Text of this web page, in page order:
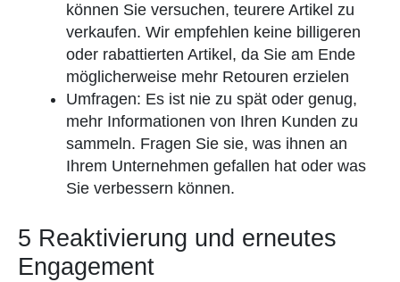
können Sie versuchen, teurere Artikel zu
verkaufen. Wir empfehlen keine billigeren
oder rabattierten Artikel, da Sie am Ende
möglicherweise mehr Retouren erzielen
Umfragen: Es ist nie zu spät oder genug,
mehr Informationen von Ihren Kunden zu
sammeln. Fragen Sie sie, was ihnen an
Ihrem Unternehmen gefallen hat oder was
Sie verbessern können.
5 Reaktivierung und erneutes
Engagement